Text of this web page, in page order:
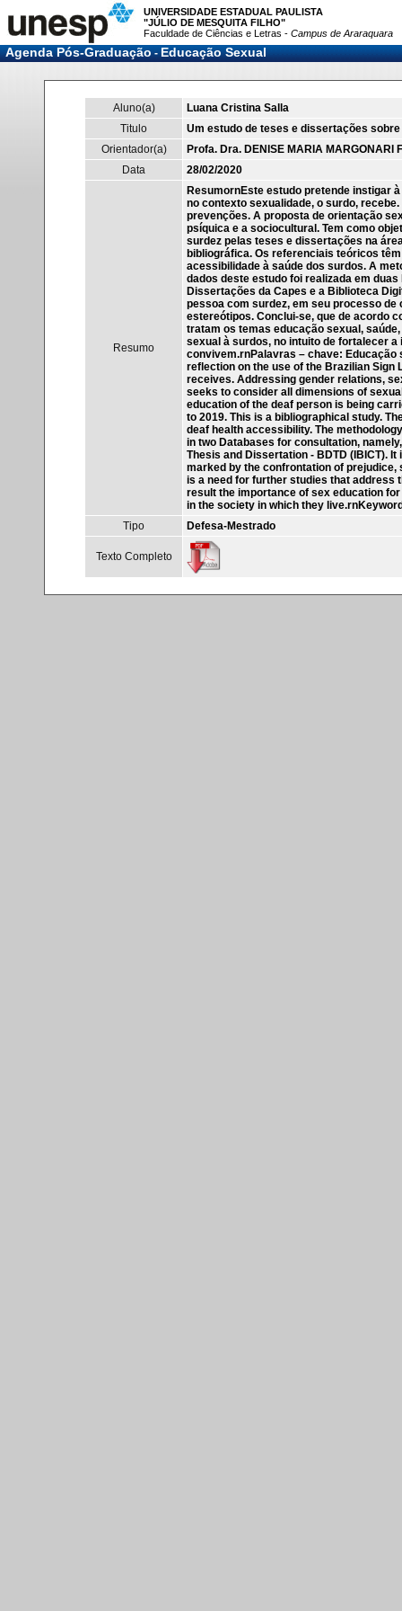
UNIVERSIDADE ESTADUAL PAULISTA
"JÚLIO DE MESQUITA FILHO"
Faculdade de Ciências e Letras - Campus de Araraquara
Agenda Pós-Graduação-Educação Sexual
Aluno(a)
Luana Cristina Salla
Titulo
Um estudo de teses e dissertações
Orientador(a)
Profa. Dra. DENISE MARIA MARGONARI
Data
28/02/2020
Resumo
ResumornEste estudo pretende instigar
no contexto sexualidade, o surdo,
prevenções. A proposta de orientação
psíquica e a sociocultural. Tem como
surdez pelas teses e dissertações na
bibliográfica. Os referenciais teóricos
acessibilidade à saúde dos surdos. A
dados deste estudo foi realizada em
Dissertações da Capes e a Biblioteca
pessoa com surdez, em seu processo
estereótipos. Conclui-se, que de acordo
tratam os temas educação sexual,
sexual à surdos, no intuito de fortalecer
convivem.rnPalavras – chave:
reflection on the use of the Brazilian Sign
receives. Addressing gender relations,
seeks to consider all dimensions of
education of the deaf person is being
to 2019. This is a bibliographical study.
deaf health accessibility. The
in two Databases for consultation,
Thesis and Dissertation - BDTD (IBICT).
marked by the confrontation of
is a need for further studies that address
result the importance of sex education
in the society in which they
Tipo
Defesa-Mestrado
Texto Completo